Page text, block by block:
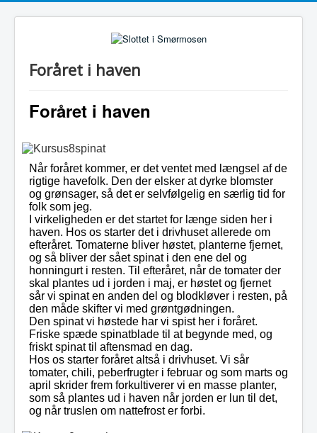
Foråret i haven
Foråret i haven
Når foråret kommer, er det ventet med længsel af de
rigtige havefolk. Den der elsker at dyrke blomster
og grønsager, så det er selvfølgelig en særlig tid for
folk som jeg.
I virkeligheden er det startet for længe siden her i
haven. Hos os starter det i drivhuset allerede om
efteråret. Tomaterne bliver høstet, planterne fjernet,
og så bliver der sået spinat i den ene del og
honningurt i resten. Til efteråret, når de tomater der
skal plantes ud i jorden i maj, er høstet og fjernet
sår vi spinat en anden del og blodkløver i resten, på
den måde skifter vi med grøntgødningen.
Den spinat vi høstede har vi spist her i foråret.
Friske spæde spinatblade til at begynde med, og
friskt spinat til aftensmad en dag.
Hos os starter foråret altså i drivhuset. Vi sår
tomater, chili, peberfrugter i februar og som marts og
april skrider frem forkultiverer vi en masse planter,
som så plantes ud i haven når jorden er lun til det,
og når truslen om nattefrost er forbi.